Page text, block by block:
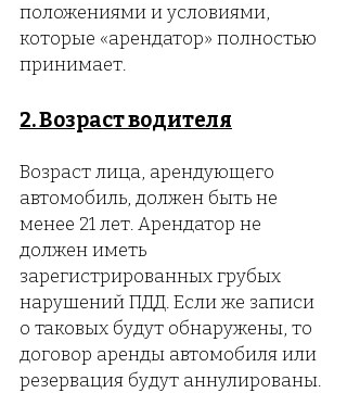
положениями и условиями,
которые «арендатор» полностью
принимает.
2. Возраст водителя
Возраст лица, арендующего
автомобиль, должен быть не
менее 21 лет. Арендатор не
должен иметь
зарегистрированных грубых
нарушений ПДД. Если же записи
о таковых будут обнаружены, то
договор аренды автомобиля или
резервация будут аннулированы.